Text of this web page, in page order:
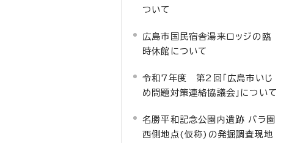
ついて
広島市国民宿舎湯来ロッジの臨
時休館について
令和7年度 第2回「広島市いじ
め問題対策連絡協議会」について
名勝平和記念公園内遺跡 バラ園
西側地点(仮称)の発掘調査現地